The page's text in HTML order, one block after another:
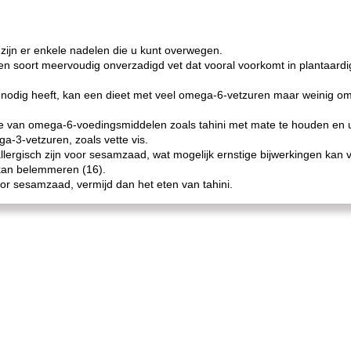
er enkele nadelen die u kunt overwegen.
soort meervoudig onverzadigd vet dat vooral voorkomt in
heeft, kan een dieet met veel omega-6-vetzuren maar weinig
van omega-6-voedingsmiddelen zoals tahini met mate te houden en
3-vetzuren, zoals vette vis.
zijn voor sesamzaad, wat mogelijk ernstige bijwerkingen kan
belemmeren (16).
sesamzaad, vermijd dan het eten van tahini.